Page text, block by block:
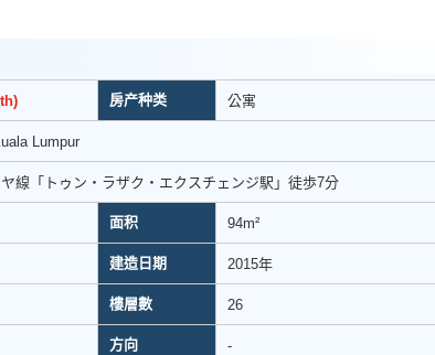
房产种类 公寓
Lumpur
線「トゥン・ラザク・エクスチェンジ駅」徒歩7分
面积 94m²
建造日期 2015年
樓層數 26
方向 -